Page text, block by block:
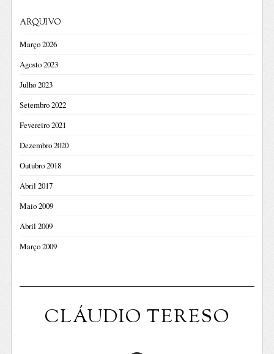
ARQUIVO
Março 2026
Agosto 2023
Julho 2023
Setembro 2022
Fevereiro 2021
Dezembro 2020
Outubro 2018
Abril 2017
Maio 2009
Abril 2009
Março 2009
CLÁUDIO TERESO